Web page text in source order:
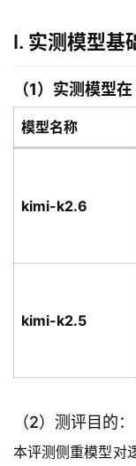
I. 实测模型基
（1）实测模型
模型名称
kimi-k2.6
kimi-k2.5
（2）测评目的：
本评测侧重模型对